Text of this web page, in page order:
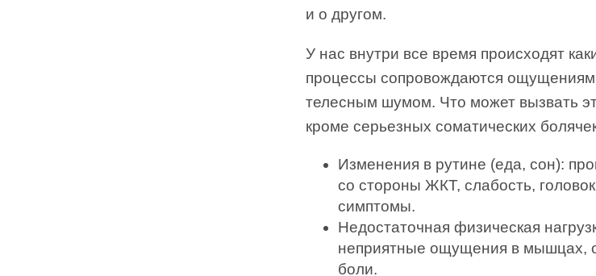
и о другом.
У нас внутри все время происходят
процессы сопровождаются
телесным шумом. Что может вызвать
кроме серьезных соматических
Изменения в рутине (еда, сон):
со стороны ЖКТ, слабость,
симптомы.
Недостаточная физическая
неприятные ощущения в мышцах,
боли.